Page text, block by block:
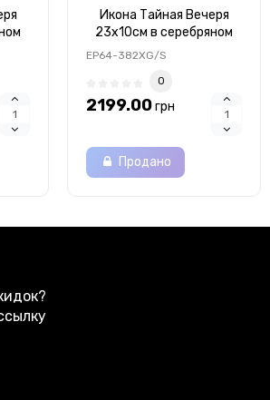
Икона Тайная Вечеря
23х10см в серебряном
окладе с позолотой
EP64-382XG/S
0
2199.00грн
Продано